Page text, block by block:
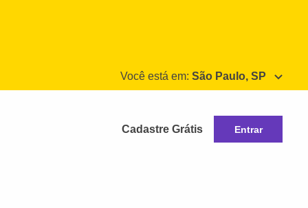
Você está em: São Paulo, SP
Cadastre Grátis Entrar